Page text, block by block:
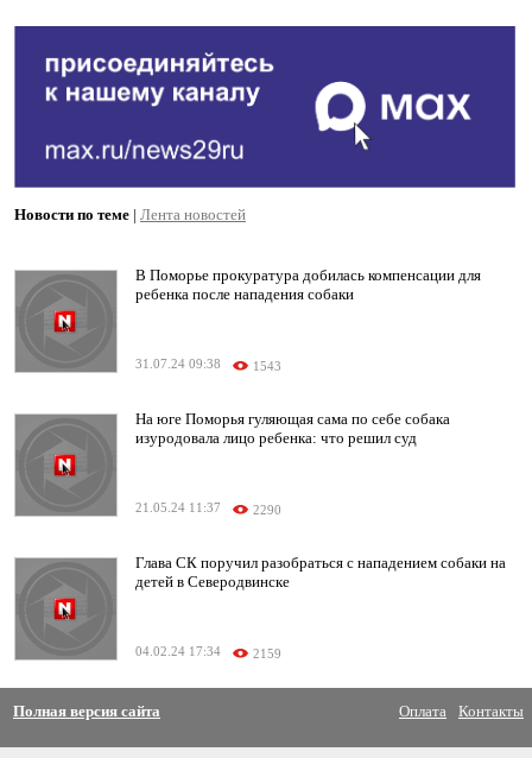
Новости по теме | Лента новостей
В Поморье прокуратура добилась компенсации для
ребенка после нападения собаки
31.07.24 09:38 1543
На юге Поморья гуляющая сама по себе собака
изуродовала лицо ребенка: что решил суд
21.05.24 11:37 2290
Глава СК поручил разобраться с нападением собаки на
детей в Северодвинске
04.02.24 17:34 2159
Полная версия сайта Оплата Контакты